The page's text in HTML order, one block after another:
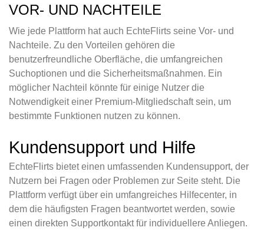
VOR- UND NACHTEILE
Wie jede Plattform hat auch EchteFlirts seine Vor- und
Nachteile. Zu den Vorteilen gehören die
benutzerfreundliche Oberfläche, die umfangreichen
Suchoptionen und die Sicherheitsmaßnahmen. Ein
möglicher Nachteil könnte für einige Nutzer die
Notwendigkeit einer Premium-Mitgliedschaft sein, um
bestimmte Funktionen nutzen zu können.
Kundensupport und Hilfe
EchteFlirts bietet einen umfassenden Kundensupport, der
Nutzern bei Fragen oder Problemen zur Seite steht. Die
Plattform verfügt über ein umfangreiches Hilfecenter, in
dem die häufigsten Fragen beantwortet werden, sowie
einen direkten Supportkontakt für individuellere Anliegen.